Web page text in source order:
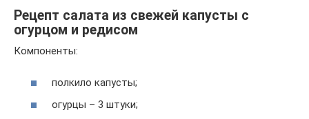
Рецепт салата из свежей капусты с
огурцом и редисом
Компоненты:
полкило капусты;
огурцы – 3 штуки;